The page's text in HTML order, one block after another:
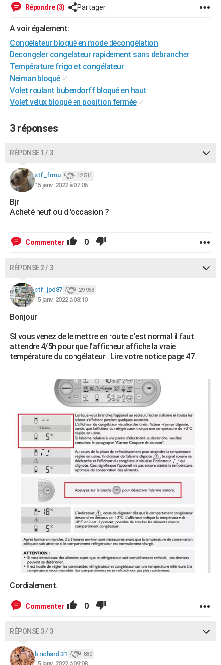
Répondre (3) Partager
A voir également:
Congélateur bloqué en mode décongélation
Decongeler congelateur rapidement sans debrancher
Température frigo et congélateur
Neiman bloqué ✓
Volet roulant bubendorff bloqué en haut
Volet velux bloqué en position fermée ✓
3 réponses
RÉPONSE 1 / 3
stf_frmu 12 511
15 janv. 2022 à 07:06
Bjr
Acheté neuf ou d 'occasion ?
Commenter 0
RÉPONSE 2 / 3
stf_jpd87 29 968
15 janv. 2022 à 08:10
Bonjour
SI vous venez de le mettre en route c'est normal il faut
attendre 4/5h pour que l'afficheur affiche la vraie
température du congélateur . Lire votre notice page 47.
Cordialement.
Commenter 0
RÉPONSE 3 / 3
b richard 31 880
15 janv. 2022 à 09:08